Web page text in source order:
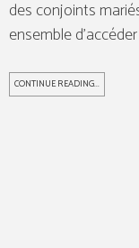
des conjoints
ensemble
CONTINUE READING...